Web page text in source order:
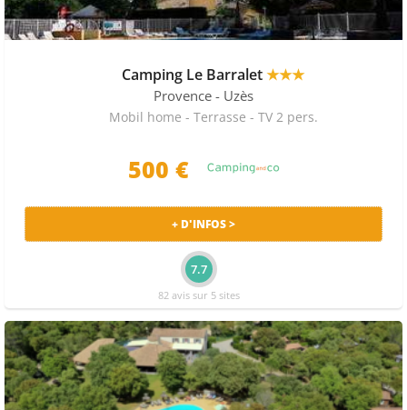
Camping Le Barralet★★★
Provence - Uzès
Mobil home - Terrasse - TV 2 pers.
500 €
+ D'INFOS >
7.7
82 avis sur 5 sites